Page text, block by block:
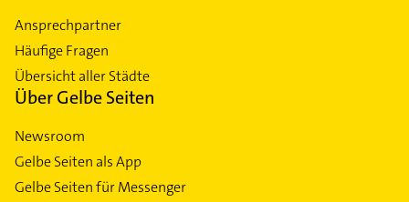
Ansprechpartner
Häufige Fragen
Übersicht aller Städte
Über Gelbe Seiten
Newsroom
Gelbe Seiten als App
Gelbe Seiten für Messenger